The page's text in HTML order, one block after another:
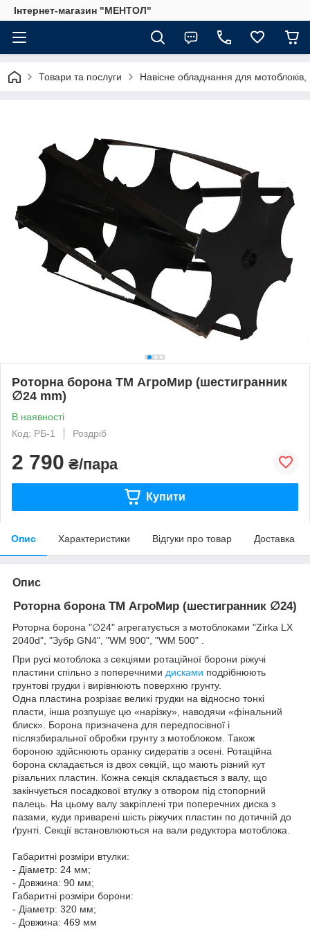
Інтернет-магазин "МЕНТОЛ"
Товари та послуги Навісне обладнання для мотоблоків,
Роторна борона ТМ АгроМир (шестигранник
∅24 mm)
В наявності
Код: РБ-1
Роздріб
2 790 ₴/пара
Купити
Опис Характеристики Відгуки про товар Доставка
Опис
Роторна борона ТМ АгроМир (шестигранник ∅24)
Роторна борона "∅24" агрегатується з мотоблоками "Zirka LX
2040d", "Зубр GN4", "WM 900", "WM 500" .
При русі мотоблока з секціями ротаційної борони ріжучі
пластини спільно з поперечними дисками подрібнюють
грунтові грудки і вирівнюють поверхню грунту.
Одна пластина розрізає великі грудки на відносно тонкі
пласти, інша розпушує цю «нарізку», наводячи «фінальний
блиск». Борона призначена для передпосівної і
післязбиральної обробки грунту з мотоблоком. Також
бороною здійснюють оранку сидератів з осені. Ротаційна
борона складається із двох секцій, що мають різний кут
різальних пластин. Кожна секція складається з валу, що
закінчується посадкової втулку з отвором під стопорний
палець. На цьому валу закріплені три поперечних диска з
пазами, куди приварені шість ріжучих пластин по дотичній до
ґрунті. Секції встановлюються на вали редуктора мотоблока.
Габаритні розміри втулки:
- Діаметр: 24 мм;
- Довжина: 90 мм;
Габаритні розміри борони:
- Діаметр: 320 мм;
- Довжина: 469 мм